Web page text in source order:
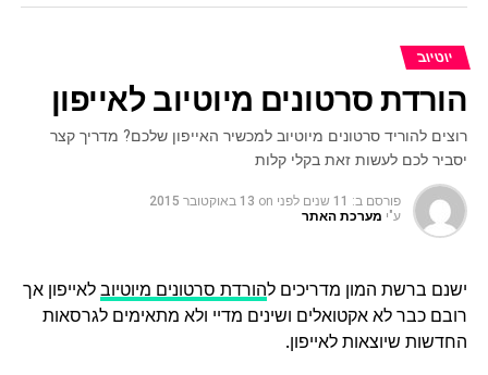
יוטיוב
הורדת סרטונים מיוטיוב לאייפון
רוצים להוריד סרטונים מיוטיוב למכשיר האייפון שלכם? מדריך קצר
יסביר לכם לעשות זאת בקלי קלות
פורסם ב: 11 שנים לפני on 13 באוקטובר 2015
ע"י מערכת האתר
ישנם ברשת המון מדריכים להורדת סרטונים מיוטיובלאייפון אך
רובם כבר לא אקטואלים ושינים מדיי ולא מתאימים לגרסאות
החדשות שיוצאות לאייפון.